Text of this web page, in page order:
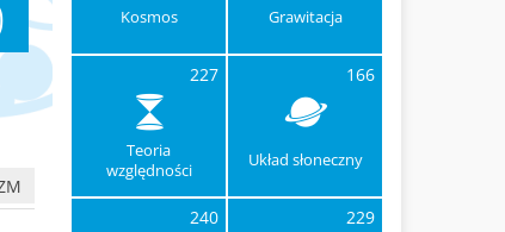
Kosmos Grawitacja
227
Teoria
względności
166
Układ słoneczny
240 229